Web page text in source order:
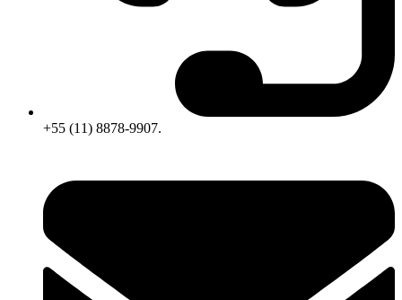
+55 (11) 8878-9907.